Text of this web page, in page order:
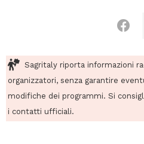
Sagritaly riporta informazioni
organizzatori, senza garantire
modifiche dei programmi. Si
i contatti ufficiali.